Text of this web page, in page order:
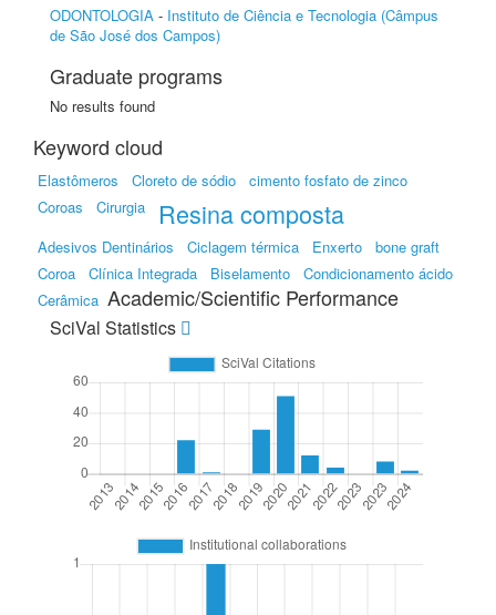
ODONTOLOGIA - Instituto de Ciência e Tecnologia (Câmpus
de São José dos Campos)
Graduate programs
No results found
Keyword cloud
Elastômeros Cloreto de sódio
cimento fosfato de zinco
Coroas
Cirurgia Resina composta
Adesivos Dentinários Ciclagem térmica Enxerto
bone graft
Coroa
Clínica Integrada Biselamento
Condicionamento ácido
Cerâmica Academic/Scientific Performance
SciVal Statistics